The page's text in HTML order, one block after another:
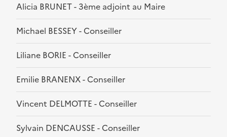
Alicia BRUNET - 3ème adjoint au Maire
Michael BESSEY - Conseiller
Liliane BORIE - Conseiller
Emilie BRANENX - Conseiller
Vincent DELMOTTE - Conseiller
Sylvain DENCAUSSE - Conseiller